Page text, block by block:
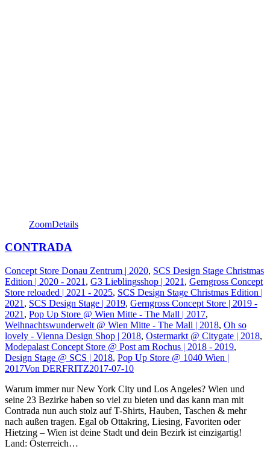
ZoomDetails
CONTRADA
Concept Store Donau Zentrum | 2020, SCS Design Stage Christmas
Edition | 2020 - 2021 , G3 Lieblingsshop | 2021 , Gerngross Concept
Store reloaded | 2021 - 2025, SCS Design Stage Christmas Edition |
2021 , SCS Design Stage | 2019, Gerngross Concept Store | 2019 -
2021 , Pop Up Store @ Wien Mitte - The Mall | 2017,
Weihnachtswunderwelt @ Wien Mitte - The Mall | 2018, Oh so
lovely - Vienna Design Shop | 2018, Ostermarkt @ Citygate | 2018,
Modepalast Concept Store @ Post am Rochus | 2018 - 2019,
Design Stage @ SCS | 2018, Pop Up Store @ 1040 Wien |
2017Von DERFRITZ2017-07-10
Warum immer nur New York City und Los Angeles? Wien und
seine 23 Bezirke haben so viel zu bieten und das kann man mit
Contrada nun auch stolz auf T-Shirts, Hauben, Taschen & mehr
nach außen tragen. Egal ob Ottakring, Liesing, Favoriten oder
Hietzing – Wien ist deine Stadt und dein Bezirk ist einzigartig!
Land: Österreich…